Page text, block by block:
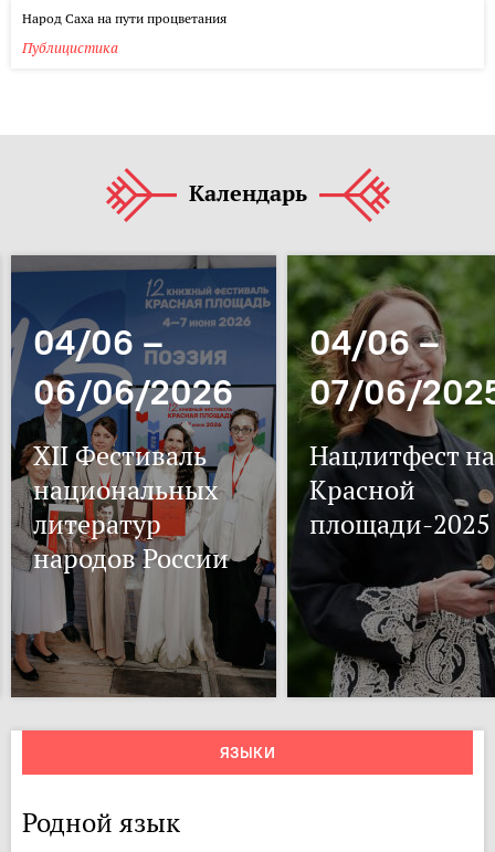
Народ Саха на пути процветания
Публицистика
Календарь
04/06 –
06/06/2026
XII Фестиваль
национальных
литератур
народов России
04/06 –
07/06/
Нацлитфест на
Красной
площади-2025
ЯЗЫКИ
Родной язык